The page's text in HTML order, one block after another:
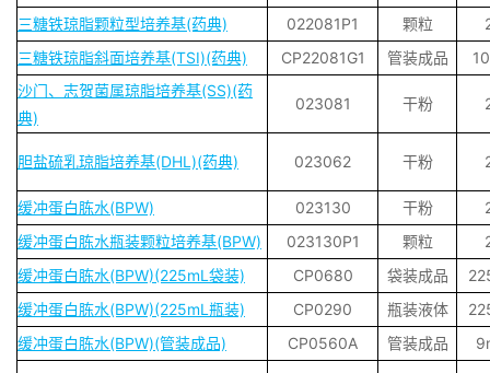
三糖铁琼脂颗粒型培养基(药典)
022081P1 颗粒
三糖铁琼脂斜面培养基(TSI)(药典)
CP22081G1 管装成品
沙门、志贺菌属琼脂培养基(SS)(药
典)
023081 干粉
胆盐硫乳琼脂培养基(DHL)(药典) 023062 干粉
缓冲蛋白胨水(BPW) 023130 干粉
缓冲蛋白胨水瓶装颗粒培养基(BPW)
023130P1 颗粒
缓冲蛋白胨水(BPW)(225mL袋装)
CP0680 袋装成品
缓冲蛋白胨水(BPW)(225mL瓶装)
CP0290 瓶装液体
缓冲蛋白胨水(BPW)(管装成品)
CP0560A 管装成品